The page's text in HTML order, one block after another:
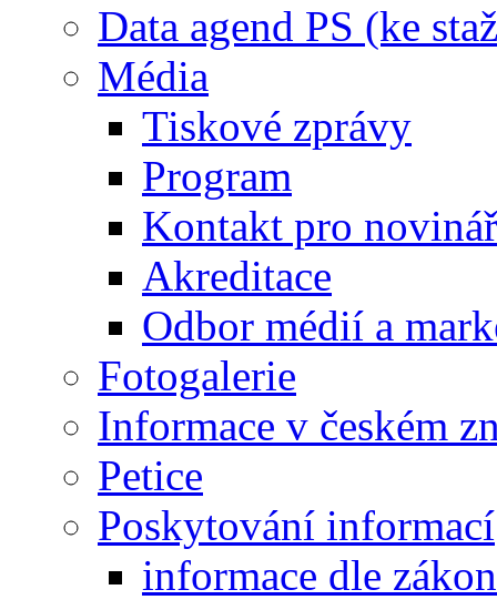
Data agend PS (ke
Média
Tiskové zprávy
Program
Kontakt pro
Akreditace
Odbor médií a
Fotogalerie
Informace v českém
Petice
Poskytování informací
informace dle